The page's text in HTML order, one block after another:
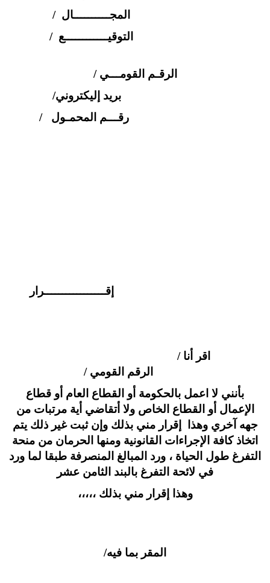
المجــــــــــال /
التوقيــــــــــــع /
الرقـم القومـــي /
بريد إليكتروني/
رقـــم المحمـول /
إقـــــــــــــــــرار
اقر أنا /
الرقم القومي /
بأنني لا اعمل بالحكومة أو القطاع العام أو قطاع
الإعمال أو القطاع الخاص ولا أتقاضي أية مرتبات من
جهه آخري وهذا إقرار مني بذلك وإن ثبت غير ذلك يتم
اتخاذ كافة الإجراءات القانونية ومنها الحرمان من منحة
التفرغ طول الحياة ، ورد المبالغ المنصرفة طبقا لما ورد
في لائحة التفرغ بالبند الثامن عشر
وهذا إقرار مني بذلك ،،،،،
المقر بما فيه/